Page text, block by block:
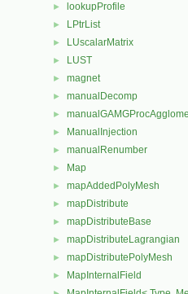
► lookupProfile
► LPtrList
► LUscalarMatrix
► LUST
► magnet
► manualDecomp
►
► ManualInjection
► manualRenumber
► Map
► mapAddedPolyMesh
► mapDistribute
► mapDistributeBase
► mapDistributeLagrangian
► mapDistributePolyMesh
► MapInternalField